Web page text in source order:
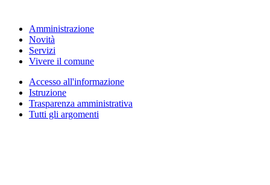
Amministrazione
Novità
Servizi
Vivere il comune
Accesso all'informazione
Istruzione
Trasparenza amministrativa
Tutti gli argomenti